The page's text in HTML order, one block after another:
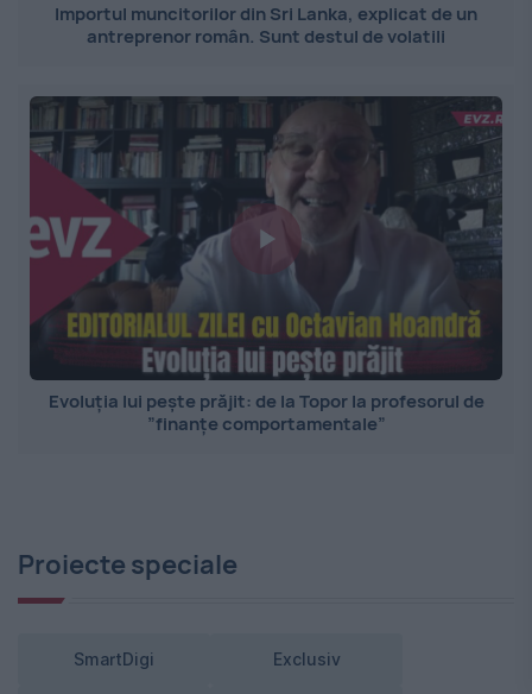
Importul muncitorilor din Sri Lanka, explicat de un
antreprenor român. Sunt destul de volatili
Evoluția lui pește prăjit: de la Topor la profesorul de
”finanțe comportamentale”
Proiecte speciale
SmartDigi Exclusiv